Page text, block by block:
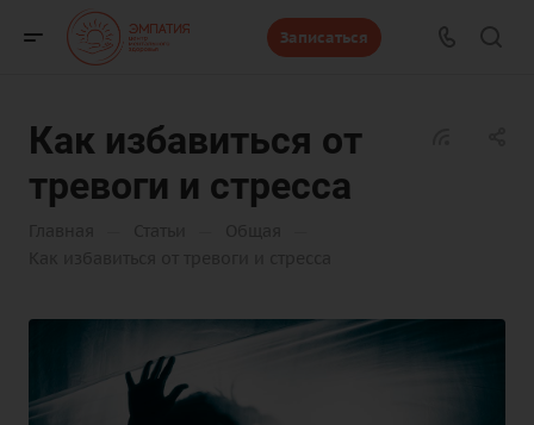
Записаться
Как избавиться от
тревоги и стресса